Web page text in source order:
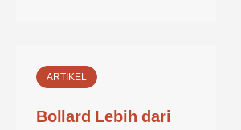
ARTIKEL
Bollard Lebih dari